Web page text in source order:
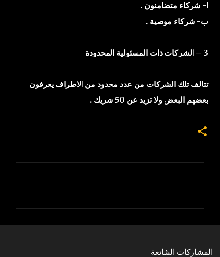
ا- شركاء متضامنون .
ب- شركاء موصية .
3 – الشركات ذات المسئولية المحدودة
تتالف تلك الشركات من عدد محدود من الاطراف يعرفون
بعضهم البعض ولا تزيد عن 50 شريك .
المشاركات الشائعة